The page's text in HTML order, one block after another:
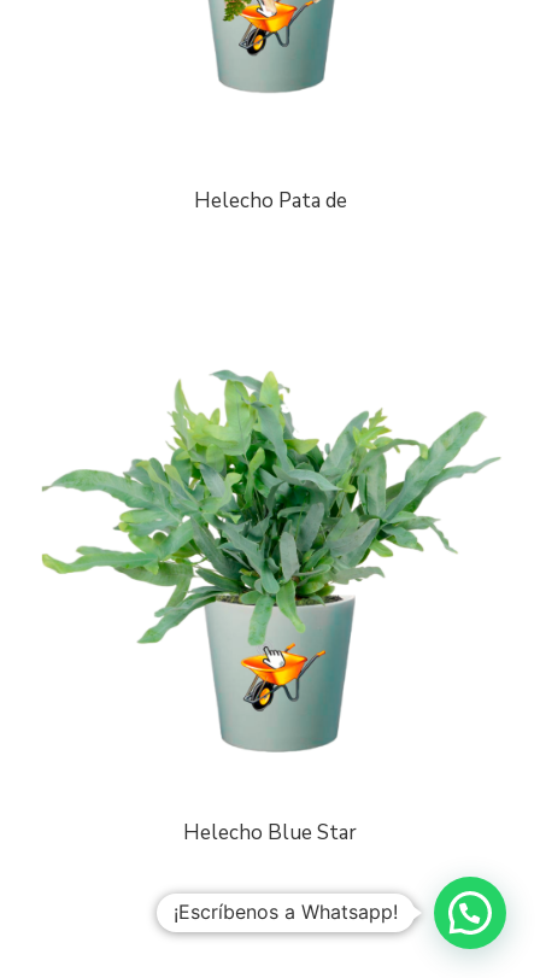
Helecho Pata de
Helecho Blue Star
¡Escríbenos a Whatsapp!